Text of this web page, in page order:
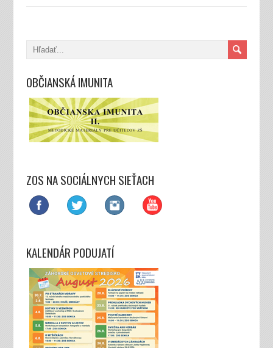
OBČIANSKÁ IMUNITA
ZOS NA SOCIÁLNYCH SIEŤACH
KALENDÁR PODUJATÍ